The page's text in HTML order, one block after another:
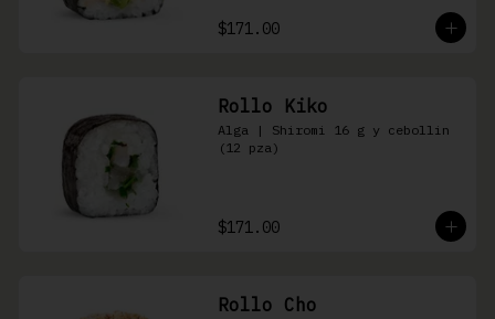
$171.00
Rollo Kiko
Alga | Shiromi 16 g y cebollin
(12 pza)
$171.00
Rollo Cho